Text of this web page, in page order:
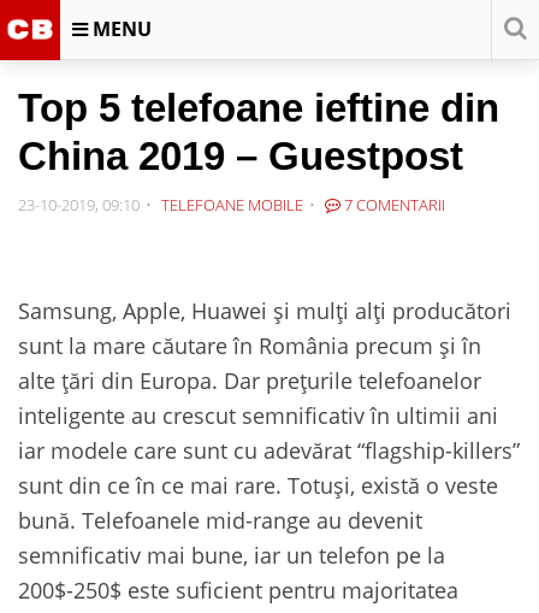
MENU
Top 5 telefoane ieftine din
China 2019 – Guestpost
23-10-2019, 09:10 TELEFOANE MOBILE 7 COMENTARII
Samsung, Apple, Huawei și mulți alți producători
sunt la mare căutare în România precum și în
alte țări din Europa. Dar prețurile telefoanelor
inteligente au crescut semnificativ în ultimii ani
iar modele care sunt cu adevărat “flagship-killers”
sunt din ce în ce mai rare. Totuși, există o veste
bună. Telefoanele mid-range au devenit
semnificativ mai bune, iar un telefon pe la
200$-250$ este suficient pentru majoritatea